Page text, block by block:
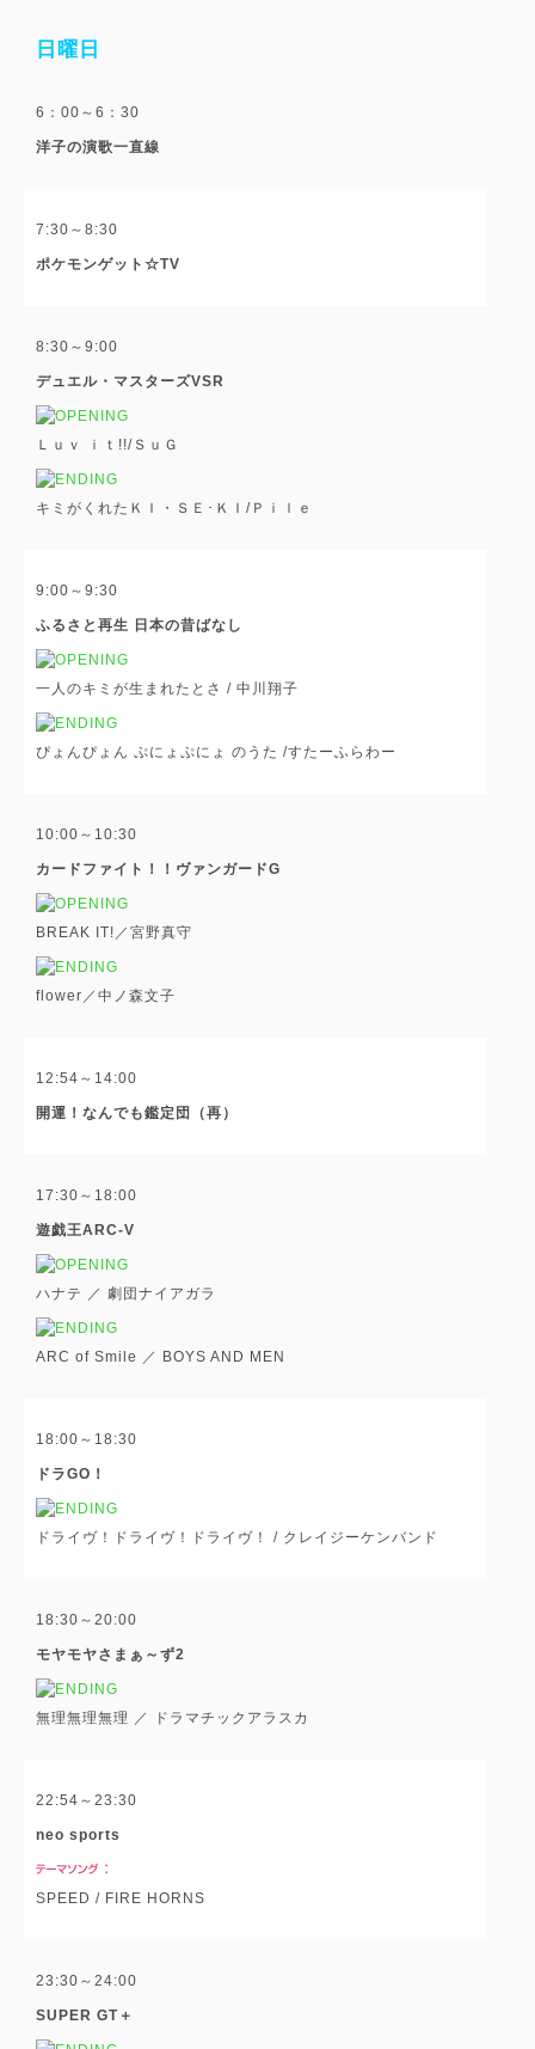
日曜日
6：00～6：30
洋子の演歌一直線
7:30～8:30
ポケモンゲット☆TV
8:30～9:00
デュエル・マスターズVSR
Ｌｕｖ ｉｔ!!/ＳｕＧ
キミがくれたＫＩ・ＳＥ･ＫＩ/Ｐｉｌｅ
9:00～9:30
ふるさと再生 日本の昔ばなし
一人のキミが生まれたとさ / 中川翔子
ぴょんぴょん ぷにょぷにょ のうた /すたーふらわー
10:00～10:30
カードファイト！！ヴァンガードG
BREAK IT!／宮野真守
flower／中ノ森文子
12:54～14:00
開運！なんでも鑑定団（再）
17:30～18:00
遊戯王ARC-V
ハナテ ／ 劇団ナイアガラ
ARC of Smile ／ BOYS AND MEN
18:00～18:30
ドラGO！
ドライヴ！ドライヴ！ドライヴ！ / クレイジーケンバンド
18:30～20:00
モヤモヤさまぁ～ず2
無理無理無理 ／ ドラマチックアラスカ
22:54～23:30
neo sports
SPEED / FIRE HORNS
23:30～24:00
SUPER GT＋